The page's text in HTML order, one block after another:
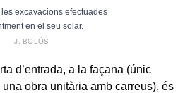
excavacions efectuades
en el seu solar.
J. BOLÒS
d’entrada, a la façana (únic
obra unitària amb carreus), és